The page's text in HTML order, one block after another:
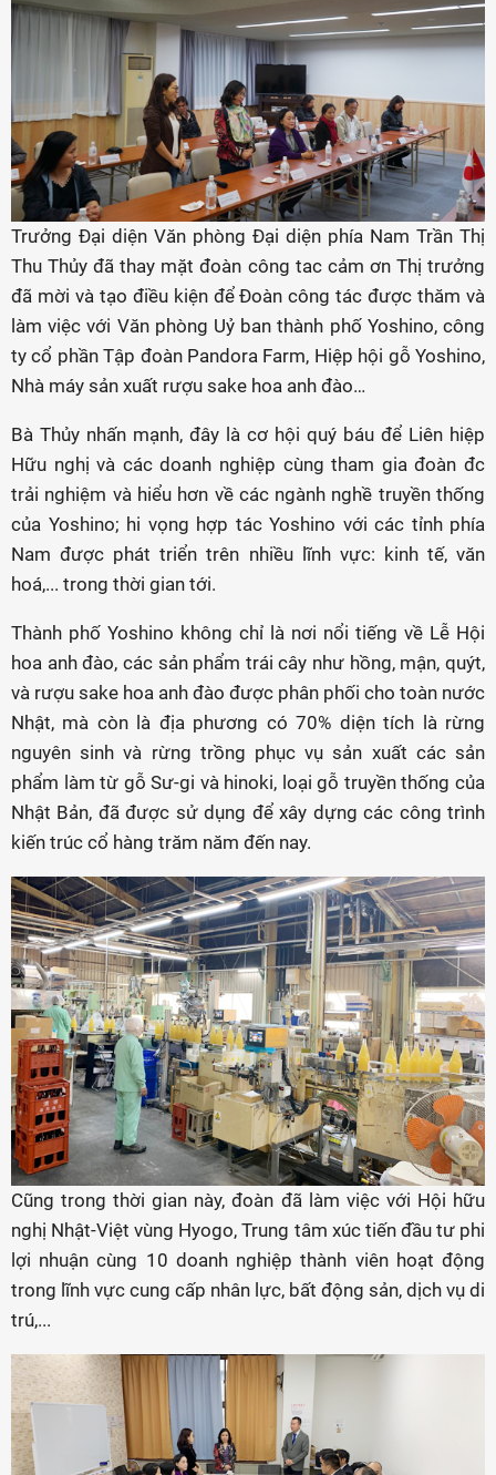
Trưởng Đại diện Văn phòng Đại diện phía Nam Trần Thị
Thu Thủy đã thay mặt đoàn công tac cảm ơn Thị trưởng
đã mời và tạo điều kiện để Đoàn công tác được thăm và
làm việc với Văn phòng Uỷ ban thành phố Yoshino, công
ty cổ phần Tập đoàn Pandora Farm, Hiệp hội gỗ Yoshino,
Nhà máy sản xuất rượu sake hoa anh đào…
Bà Thủy nhấn mạnh, đây là cơ hội quý báu để Liên hiệp
Hữu nghị và các doanh nghiệp cùng tham gia đoàn đc
trải nghiệm và hiểu hơn về các ngành nghề truyền thống
của Yoshino; hi vọng hợp tác Yoshino với các tỉnh phía
Nam được phát triển trên nhiều lĩnh vực: kinh tế, văn
hoá,... trong thời gian tới.
Thành phố Yoshino không chỉ là nơi nổi tiếng về Lễ Hội
hoa anh đào, các sản phẩm trái cây như hồng, mận, quýt,
và rượu sake hoa anh đào được phân phối cho toàn nước
Nhật, mà còn là địa phương có 70% diện tích là rừng
nguyên sinh và rừng trồng phục vụ sản xuất các sản
phẩm làm từ gỗ Sư-gi và hinoki, loại gỗ truyền thống của
Nhật Bản, đã được sử dụng để xây dựng các công trình
kiến trúc cổ hàng trăm năm đến nay.
Cũng trong thời gian này, đoàn đã làm việc với Hội hữu
nghị Nhật-Việt vùng Hyogo, Trung tâm xúc tiến đầu tư phi
lợi nhuận cùng 10 doanh nghiệp thành viên hoạt động
trong lĩnh vực cung cấp nhân lực, bất động sản, dịch vụ di
trú,...